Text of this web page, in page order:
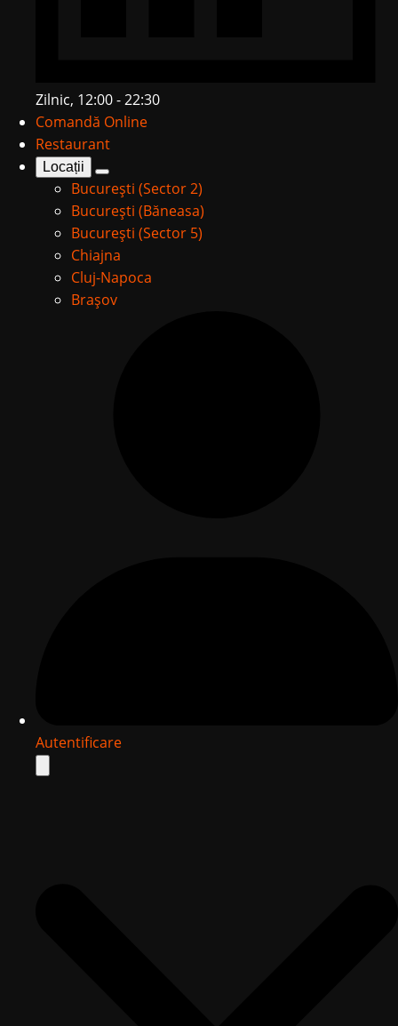
Zilnic, 12:00 - 22:30
Comandă Online
Restaurant
Locații
București (Sector 2)
București (Băneasa)
București (Sector 5)
Chiajna
Cluj-Napoca
Brașov
Autentificare